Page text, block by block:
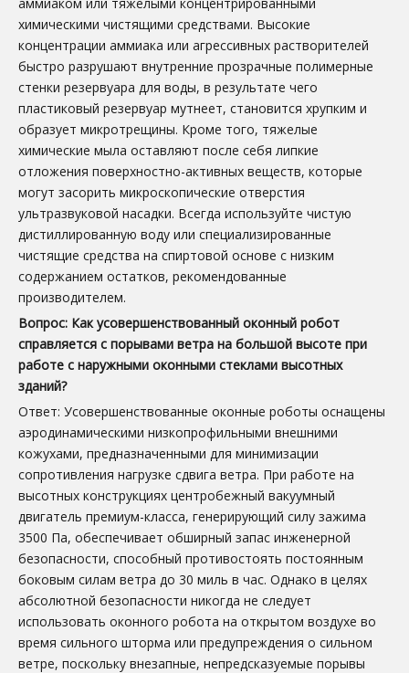
химическими чистящими средствами. Высокие
концентрации аммиака или агрессивных растворителей
быстро разрушают внутренние прозрачные полимерные
стенки резервуара для воды, в результате чего
пластиковый резервуар мутнеет, становится хрупким и
образует микротрещины. Кроме того, тяжелые
химические мыла оставляют после себя липкие
отложения поверхностно-активных веществ, которые
могут засорить микроскопические отверстия
ультразвуковой насадки. Всегда используйте чистую
дистиллированную воду или специализированные
чистящие средства на спиртовой основе с низким
содержанием остатков, рекомендованные
производителем.
Вопрос: Как усовершенствованный оконный робот
справляется с порывами ветра на большой высоте при
работе с наружными оконными стеклами высотных
зданий?
Ответ: Усовершенствованные оконные роботы оснащены
аэродинамическими низкопрофильными внешними
кожухами, предназначенными для минимизации
сопротивления нагрузке сдвига ветра. При работе на
высотных конструкциях центробежный вакуумный
двигатель премиум-класса, генерирующий силу зажима
3500 Па, обеспечивает обширный запас инженерной
безопасности, способный противостоять постоянным
боковым силам ветра до 30 миль в час. Однако в целях
абсолютной безопасности никогда не следует
использовать оконного робота на открытом воздухе во
время сильного шторма или предупреждения о сильном
ветре, поскольку внезапные, непредсказуемые порывы